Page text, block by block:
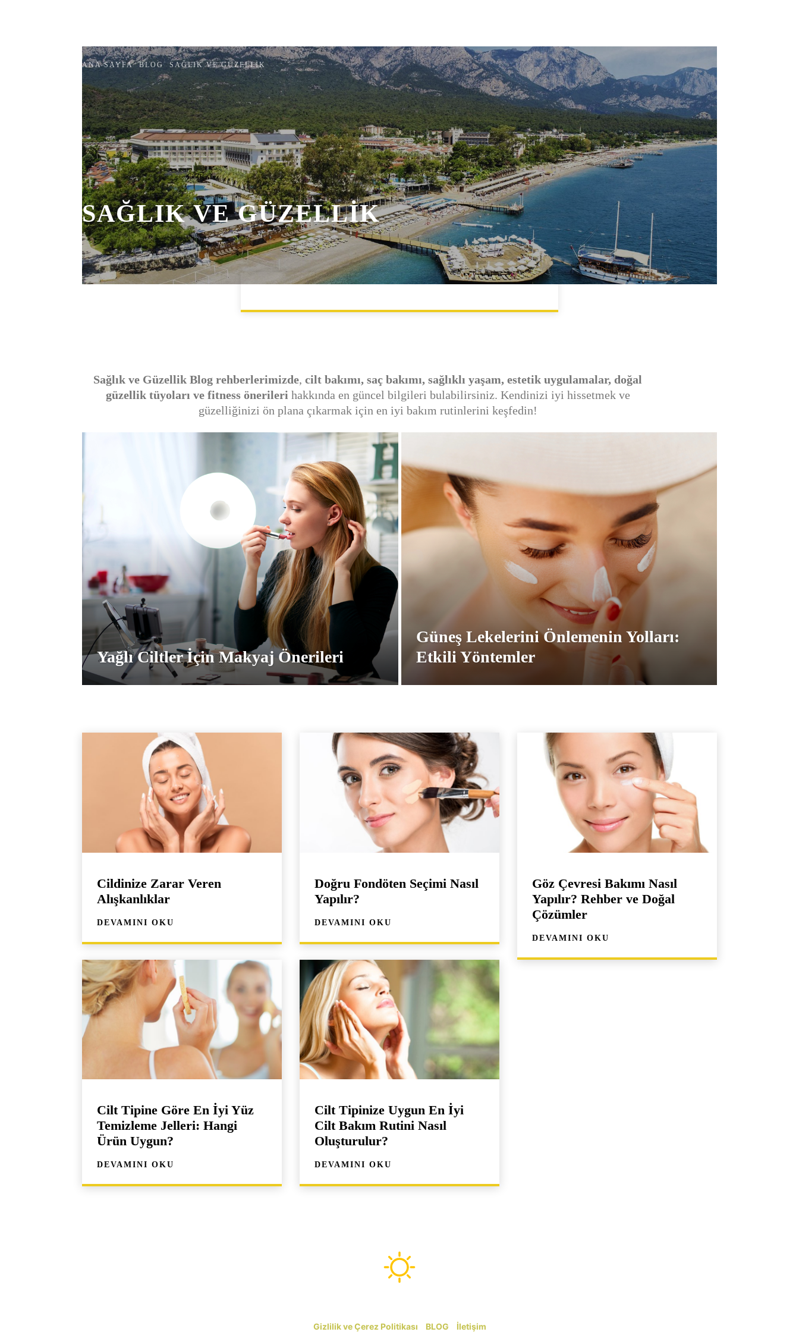
ANA SAYFA BLOG SAĞLIK VE GÜZELLIK
SAĞLIK VE GÜZELLIK
Sağlık ve Güzellik Blog rehberlerimizde,cilt bakımı, saç bakımı, sağlıklı yaşam, estetik uygulamalar, doğal
güzellik tüyoları ve fitness önerileri hakkında en güncel bilgileri bulabilirsiniz. Kendinizi iyi hissetmek ve
güzelliğinizi ön plana çıkarmak için en iyi bakım rutinlerini keşfedin!
Yağlı Ciltler İçin Makyaj Önerileri
Güneş Lekelerini Önlemenin Yolları:
Etkili Yöntemler
Cildinize Zarar Veren
Alışkanlıklar
DEVAMINI OKU
Doğru Fondöten Seçimi Nasıl
Yapılır?
DEVAMINI OKU
Göz Çevresi Bakımı Nasıl
Yapılır? Rehber ve Doğal
Çözümler
DEVAMINI OKU
Cilt Tipine Göre En İyi Yüz
Temizleme Jelleri: Hangi
Ürün Uygun?
DEVAMINI OKU
Cilt Tipinize Uygun En İyi
Cilt Bakım Rutini Nasıl
Oluşturulur?
DEVAMINI OKU
kemer-antalya.com
Gizlilik ve Çerez Politikası BLOG İletişim